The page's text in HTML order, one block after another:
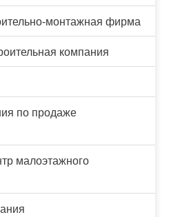
монтажная фирма
компания
по продаже
малоэтажного